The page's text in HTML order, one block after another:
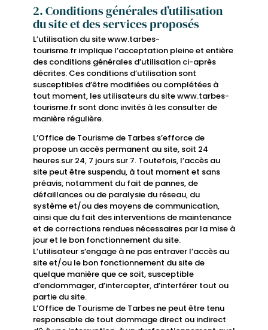
2. Conditions générales d’utilisation
du site et des services proposés
L’utilisation du site www.tarbes-
tourisme.fr implique l’acceptation pleine et entière
des conditions générales d’utilisation ci-après
décrites. Ces conditions d’utilisation sont
susceptibles d’être modifiées ou complétées à
tout moment, les utilisateurs du site www.tarbes-
tourisme.fr sont donc invités à les consulter de
manière régulière.
L’Office de Tourisme de Tarbes s’efforce de
propose un accès permanent au site, soit 24
heures sur 24, 7 jours sur 7. Toutefois, l’accès au
site peut être suspendu, à tout moment et sans
préavis, notamment du fait de pannes, de
défaillances ou de paralysie du réseau, du
système et/ou des moyens de communication,
ainsi que du fait des interventions de maintenance
et de corrections rendues nécessaires par la mise à
jour et le bon fonctionnement du site.
L’utilisateur s’engage à ne pas entraver l’accès au
site et/ou le bon fonctionnement du site de
quelque manière que ce soit, susceptible
d’endommager, d’intercepter, d’interférer tout ou
partie du site.
L’Office de Tourisme de Tarbes ne peut être tenu
responsable de tout dommage direct ou indirect